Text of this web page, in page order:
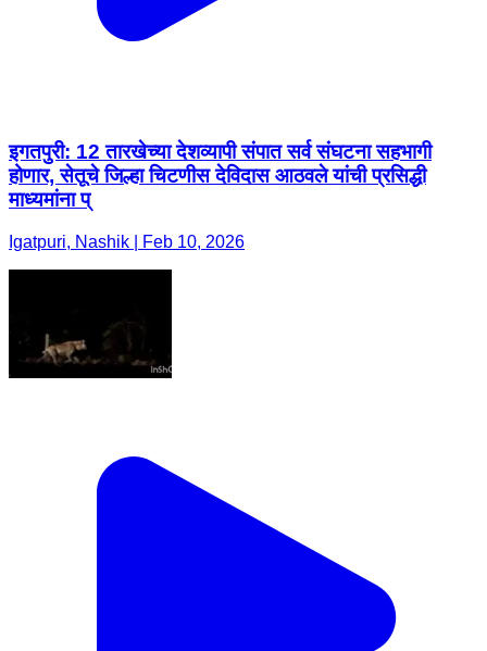
इगतपुरी: 12 तारखेच्या देशव्यापी संपात सर्व संघटना सहभागी
होणार, सेतूचे जिल्हा चिटणीस देविदास आठवले यांची प्रसिद्धी
माध्यमांना प्
Igatpuri, Nashik | Feb 10, 2026